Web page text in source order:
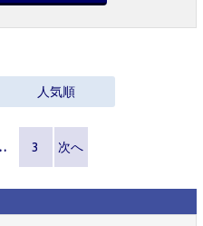
人気順
3 次へ